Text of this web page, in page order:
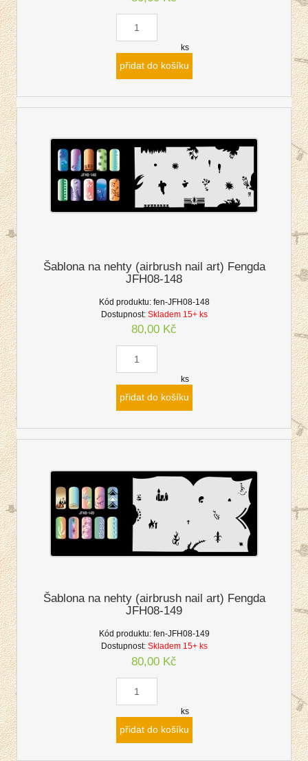
ks
přidat do košíku
Šablona na nehty (airbrush nail art) Fengda
JFH08-148
Kód produktu: fen-JFH08-148
Dostupnost: Skladem 15+ ks
80,00 Kč
ks
přidat do košíku
Šablona na nehty (airbrush nail art) Fengda
JFH08-149
Kód produktu: fen-JFH08-149
Dostupnost: Skladem 15+ ks
80,00 Kč
ks
přidat do košíku